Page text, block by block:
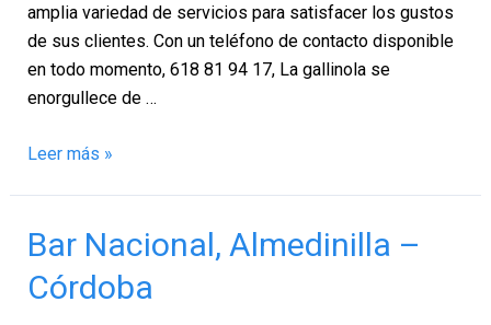
amplia variedad de servicios para satisfacer los gustos
de sus clientes. Con un teléfono de contacto disponible
en todo momento, 618 81 94 17, La gallinola se
enorgullece de …
Leer más »
Bar Nacional, Almedinilla –
Córdoba
Bar
Almedinilla